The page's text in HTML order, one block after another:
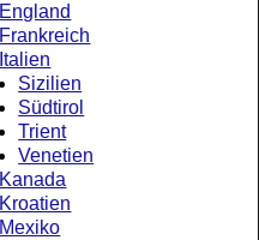
England
Frankreich
Italien
Sizilien
Südtirol
Trient
Venetien
Kanada
Kroatien
Mexiko